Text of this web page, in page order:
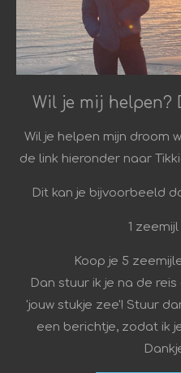
Wil je mij helpen?
Wil je helpen mijn droom
de link hieronder naar
Dit kan je bijvoorbeeld
1 zeemijl
Koop je 5
Dan stuur ik je na de
'jouw stukje zee'! Stuur
een berichtje, zodat ik